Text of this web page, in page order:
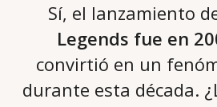
Sí, el lanzamiento
Legends fue en
convirtió en un
durante esta década.